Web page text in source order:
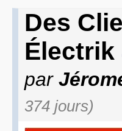
Des
Électrik
par
374 jours)